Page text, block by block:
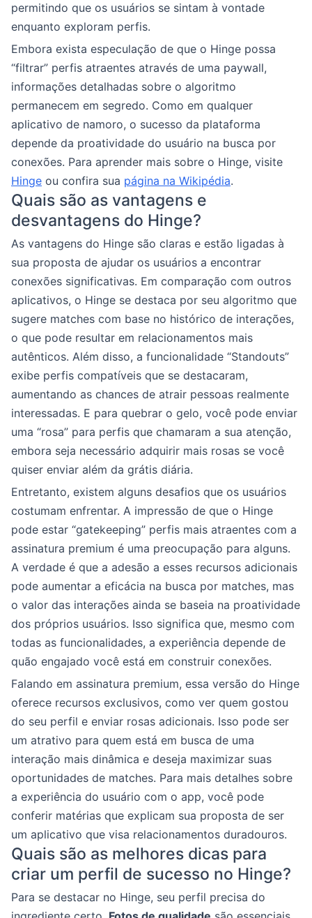
permitindo que os usuários se sintam à vontade
enquanto exploram perfis.
Embora exista especulação de que o Hinge possa
“filtrar” perfis atraentes através de uma paywall,
informações detalhadas sobre o algoritmo
permanecem em segredo. Como em qualquer
aplicativo de namoro, o sucesso da plataforma
depende da proatividade do usuário na busca por
conexões. Para aprender mais sobre o Hinge, visite
Hinge ou confira sua página na Wikipédia.
Quais são as vantagens e
desvantagens do Hinge?
As vantagens do Hinge são claras e estão ligadas à
sua proposta de ajudar os usuários a encontrar
conexões significativas. Em comparação com outros
aplicativos, o Hinge se destaca por seu algoritmo que
sugere matches com base no histórico de interações,
o que pode resultar em relacionamentos mais
autênticos. Além disso, a funcionalidade “Standouts”
exibe perfis compatíveis que se destacaram,
aumentando as chances de atrair pessoas realmente
interessadas. E para quebrar o gelo, você pode enviar
uma “rosa” para perfis que chamaram a sua atenção,
embora seja necessário adquirir mais rosas se você
quiser enviar além da grátis diária.
Entretanto, existem alguns desafios que os usuários
costumam enfrentar. A impressão de que o Hinge
pode estar “gatekeeping” perfis mais atraentes com a
assinatura premium é uma preocupação para alguns.
A verdade é que a adesão a esses recursos adicionais
pode aumentar a eficácia na busca por matches, mas
o valor das interações ainda se baseia na proatividade
dos próprios usuários. Isso significa que, mesmo com
todas as funcionalidades, a experiência depende de
quão engajado você está em construir conexões.
Falando em assinatura premium, essa versão do Hinge
oferece recursos exclusivos, como ver quem gostou
do seu perfil e enviar rosas adicionais. Isso pode ser
um atrativo para quem está em busca de uma
interação mais dinâmica e deseja maximizar suas
oportunidades de matches. Para mais detalhes sobre
a experiência do usuário com o app, você pode
conferir matérias que explicam sua proposta de ser
um aplicativo que visa relacionamentos duradouros.
Quais são as melhores dicas para
criar um perfil de sucesso no Hinge?
Para se destacar no Hinge, seu perfil precisa do